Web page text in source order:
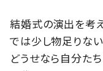
結婚式の演出を考
では少し物足りな
どうせなら自分た